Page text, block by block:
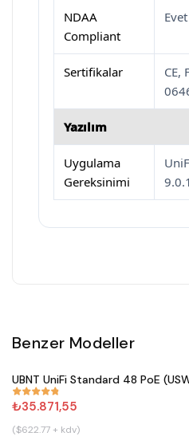
NDAA
Compliant
Evet
Sertifikalar
CE,
Yazılım
Uygulama
Gereksinimi
Benzer Modeller
#861
UBNT UniFi Standard 48 PoE
₺35.871,55
($622.77 + kdv)